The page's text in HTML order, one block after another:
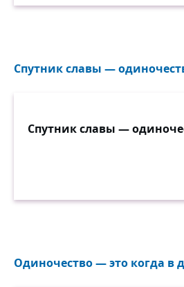
Спутник славы —
Спутник славы —
Одиночество — это когда в